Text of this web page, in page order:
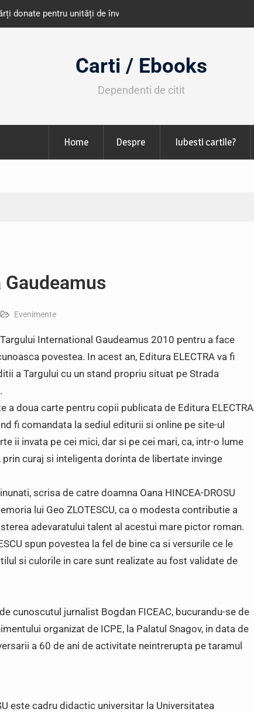
de învățământ din România
octombrie
Carti / Ebooks
Dependenti de citit
Home Despre Iubesti cartile?
Evenimente
International Gaudeamus 2010 pentru a face
povestea. In acest an, Editura ELECTRA va fi
a Targului cu un stand propriu situat pe Strada
a doua carte pentru copii publicata de Editura ELECTRA
fi comandata la sediul editurii si online pe site-ul
ii invata pe cei mici, dar si pe cei mari, ca, intr-o lume
curaj si inteligenta dorinta de libertate invinge
scrisa de catre doamna Oana HINCEA-DROSU
lui Geo ZLOTESCU, ca o modesta contributie a
adevaratului talent al acestui mare pictor roman.
spun povestea la fel de bine ca si versurile ce le
si culorile in care sunt realizate au fost validate de
cunoscutul jurnalist Bogdan FICEAC, bucurandu-se de
organizat de ICPE, la Palatul Snagov, in data de
a 60 de ani de activitate neintrerupta pe taramul
este cadru didactic universitar la Universitatea